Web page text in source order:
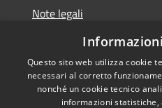
Note legali
Dichiarazione di accessibilità
Questo sito web utilizza cookie
necessari al corretto
nonché un cookie tecnico
informazioni